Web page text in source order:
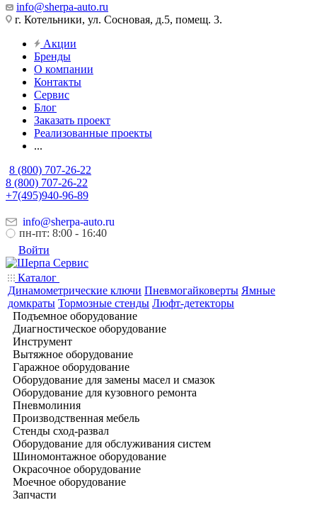
info@sherpa-auto.ru
г. Котельники, ул. Сосновая, д.5, помещ. 3.
Акции
Бренды
О компании
Контакты
Сервис
Блог
Заказать проект
Реализованные проекты
...
8 (800) 707-26-22
8 (800) 707-26-22
+7(495)940-96-89
info@sherpa-auto.ru
пн-пт: 8:00 - 16:40
Войти
Каталог
Динамометрические ключи Пневмогайковерты Ямные
домкраты Тормозные стенды Люфт-детекторы
Подъемное оборудование
Диагностическое оборудование
Инструмент
Вытяжное оборудование
Гаражное оборудование
Оборудование для замены масел и смазок
Оборудование для кузовного ремонта
Пневмолиния
Производственная мебель
Стенды сход-развал
Оборудование для обслуживания систем
Шиномонтажное оборудование
Окрасочное оборудование
Моечное оборудование
Запчасти